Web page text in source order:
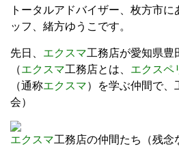
トータルアドバイザー、枚方市に
ッフ、緒方ゆうこです。
先日、 エクスマ工務店が愛知県豊
（エクスマ工務店とは、 エクスペ
（通称エクスマ）を学ぶ仲間で、
会）
エクスマ工務店の仲間たち（残